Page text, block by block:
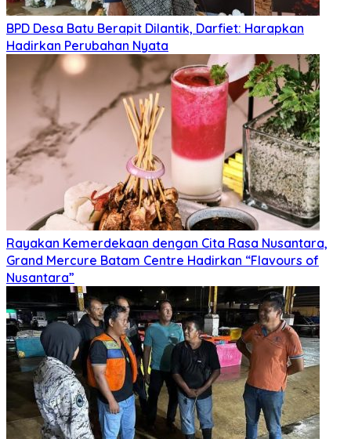
BPD Desa Batu Berapit Dilantik, Darfiet: Harapkan
Hadirkan Perubahan Nyata
Rayakan Kemerdekaan dengan Cita Rasa Nusantara,
Grand Mercure Batam Centre Hadirkan “Flavours of
Nusantara”